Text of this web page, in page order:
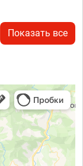
Показать все